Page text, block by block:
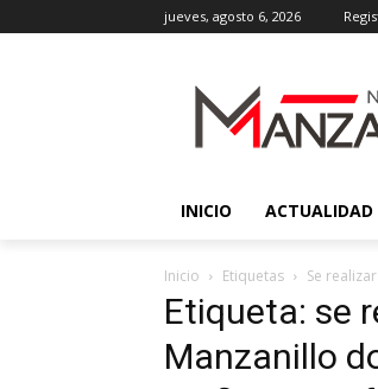
jueves, agosto 6, 2026
INICIO ACTUALIDAD
Inicio Etiquetas Se
Etiqueta: se
Manzanillo